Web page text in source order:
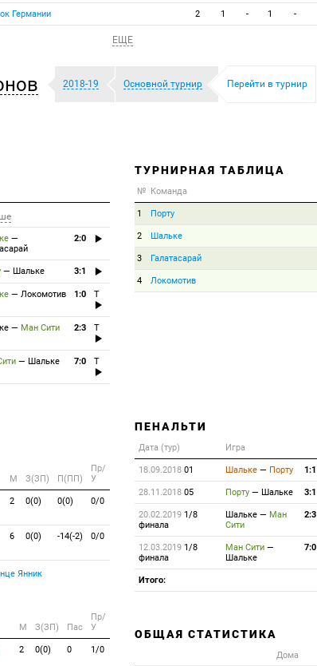
Германии 2 1 - 1 -
ЕЩЕ
2018-19 Основной турнир Перейти в турнир
—
2:0
— Шальке 3:1
— Локомотив
1:0 T
— Ман Сити 2:3 T
— Шальке 7:0 T
ТУРНИРНАЯ ТАБЛИЦА
№ Команда
1 Порту
2 Шальке
3 Галатасарай
4 Локомотив
M З(ЗП) П(ПП)
Пр/
У
2 0(0) 0(0) 0/0
6 0(0) -14(-2) 0/0
Янник
M З(ЗП) Пас
Пр/
У
2 0(0) 0 1/0
ПЕНАЛЬТИ
Дата (тур) Игра
18.09.201801 Шальке — Порту 1:1
28.11.201805 Порту — Шальке 3:1
20.02.20191/8
финала
Шальке — Ман
Сити
2:3
12.03.20191/8
финала
Ман Сити —
Шальке
7:0
Итого:
ОБЩАЯ СТАТИСТИКА
Дома